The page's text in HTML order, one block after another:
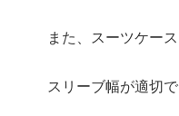
また、スーツケー
スリーブ幅が適切